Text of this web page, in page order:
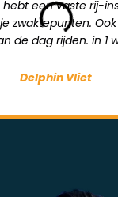
hebt een vaste rij-
zwaktepunten.
de dag rijden. in 1
Delphin Vliet